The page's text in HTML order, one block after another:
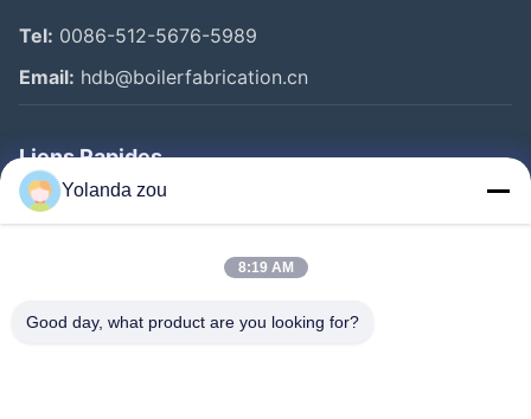
Tel: 0086-512-5676-5989
Email: hdb@boilerfabrication.cn
Liens Rapides
Maison
Visite D'usine
Yolanda zou
8:19 AM
Good day, what product are you looking for?